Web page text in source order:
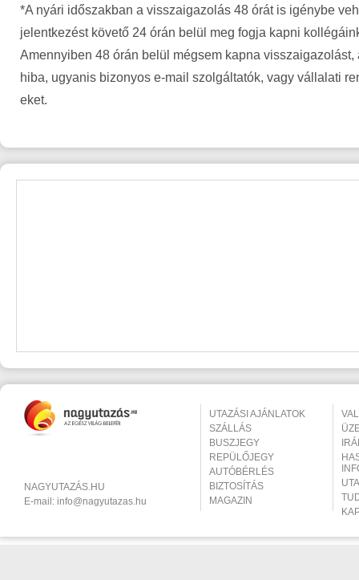
*A nyári időszakban a visszaigazolás 48 órát is igénybe
jelentkezést követő 24 órán belül meg fogja kapni
Amennyiben 48 órán belül mégsem kapna
hiba, ugyanis bizonyos e-mail szolgáltatók, vagy vállalati
eket.
NAGYUTAZÁS.HU
E-mail: info@nagyutazas.hu
UTAZÁSI AJÁNLATOK
SZÁLLÁS
BUSZJEGY
REPÜLŐJEGY
AUTÓBÉRLÉS
BIZTOSÍTÁS
MAGAZIN